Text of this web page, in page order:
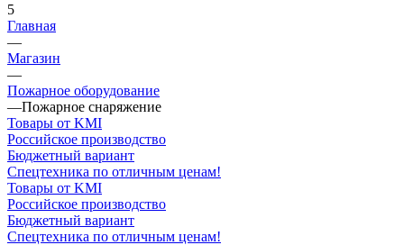
5
Главная
—
Магазин
—
Пожарное оборудование
—Пожарное снаряжение
Товары от KMI
Российское производство
Бюджетный вариант
Спецтехника по отличным ценам!
Товары от KMI
Российское производство
Бюджетный вариант
Спецтехника по отличным ценам!